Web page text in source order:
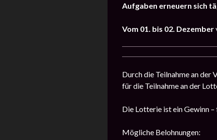
Aufgaben erneuern sich
Vom 01. bis 02. Dezember
Durch die Teilnahme an
für die Teilnahme an der
Die Lotterie ist ein Gewinn
Mögliche Belohnungen: